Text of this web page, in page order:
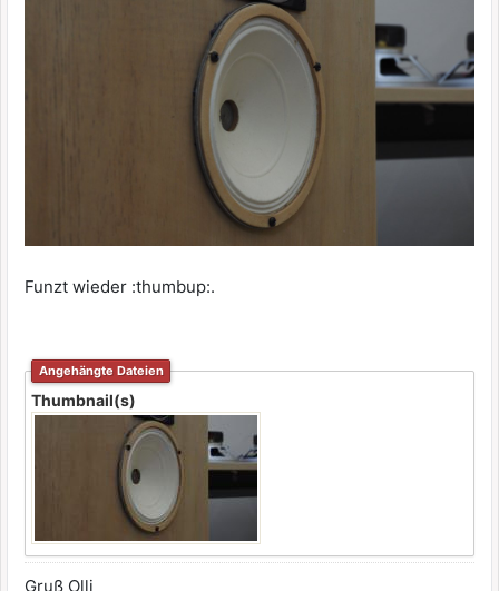
Funzt wieder :thumbup:.
Angehängte Dateien
Thumbnail(s)
Gruß Olli